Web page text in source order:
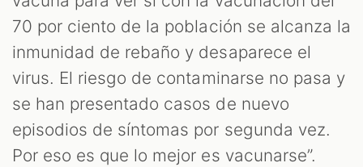
70 por ciento de la población se alcanza la
inmunidad de rebaño y desaparece el
virus. El riesgo de contaminarse no pasa y
se han presentado casos de nuevo
episodios de síntomas por segunda vez.
Por eso es que lo mejor es vacunarse”.